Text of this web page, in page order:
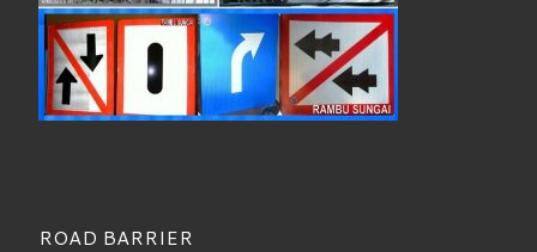
ROAD BARRIER